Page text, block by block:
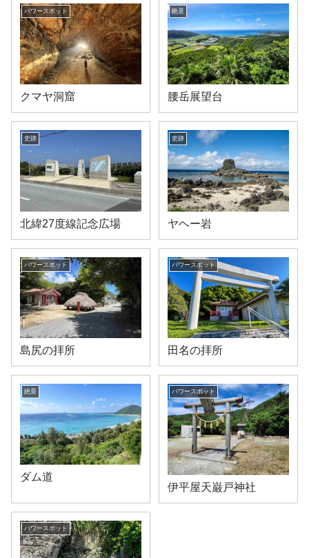
パワースポット
クマヤ洞窟
絶景
腰岳展望台
史跡
北緯27度線記念広場
史跡
ヤヘー岩
パワースポット
島尻の拝所
パワースポット
田名の拝所
絶景
ダム道
パワースポット
伊平屋天巌戸神社
パワースポット